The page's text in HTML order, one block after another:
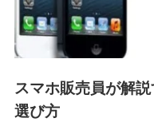
スマホ販売員が解
選び方